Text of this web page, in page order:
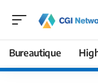
Bureautique